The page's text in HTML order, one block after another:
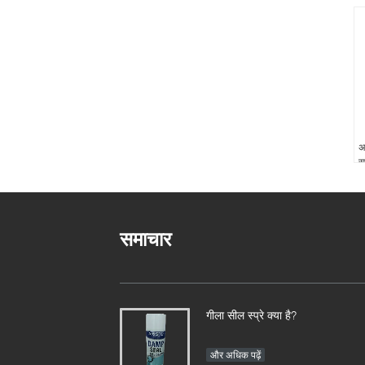
समाचार
गीला सील स्प्रे क्या है?
और अधिक पढ़ें